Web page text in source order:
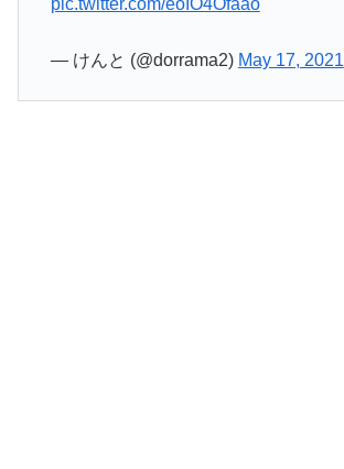
pic.twitter.com/eoIO4Ofaao
— けんと (@dorrama2) May 17, 2021